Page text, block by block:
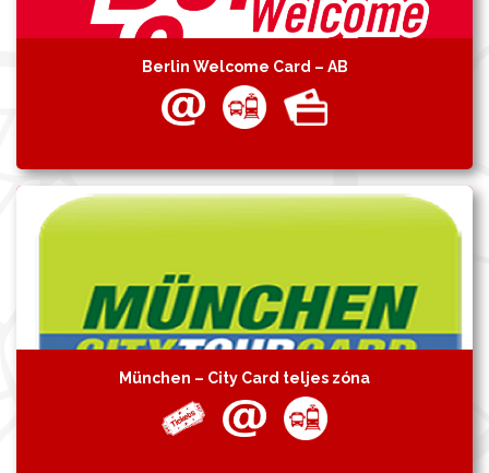
Berlin Welcome Card – AB
München – City Card teljes zóna